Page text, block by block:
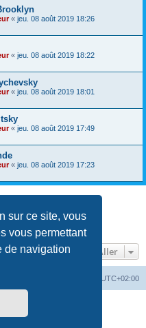
sur ce site, vous
vous permettant
de navigation
« jeu. 08 août 2019 18:26
« jeu. 08 août 2019 18:22
« jeu. 08 août 2019 18:01
« jeu. 08 août 2019 17:49
« jeu. 08 août 2019 17:23
Aller
UTC+02:00
© phpBB Limited
©